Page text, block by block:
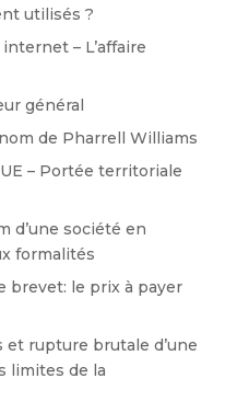
utilisés ?
– L’affaire
général
de Pharrell Williams
– Portée territoriale
d’une société en
formalités
brevet: le prix à payer
rupture brutale d’une
limites de la